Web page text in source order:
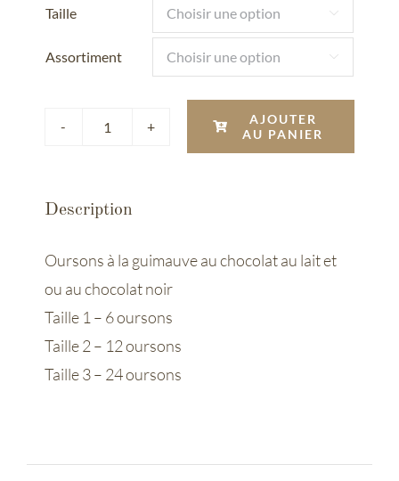
Taille 
Assortiment 
quantité
à
guimauve
AJOUTER
AU PANIER
Description
Oursons à la guimauve au chocolat au lait et
ou au chocolat noir
Taille 1 – 6 oursons
Taille 2 – 12 oursons
Taille 3 – 24 oursons